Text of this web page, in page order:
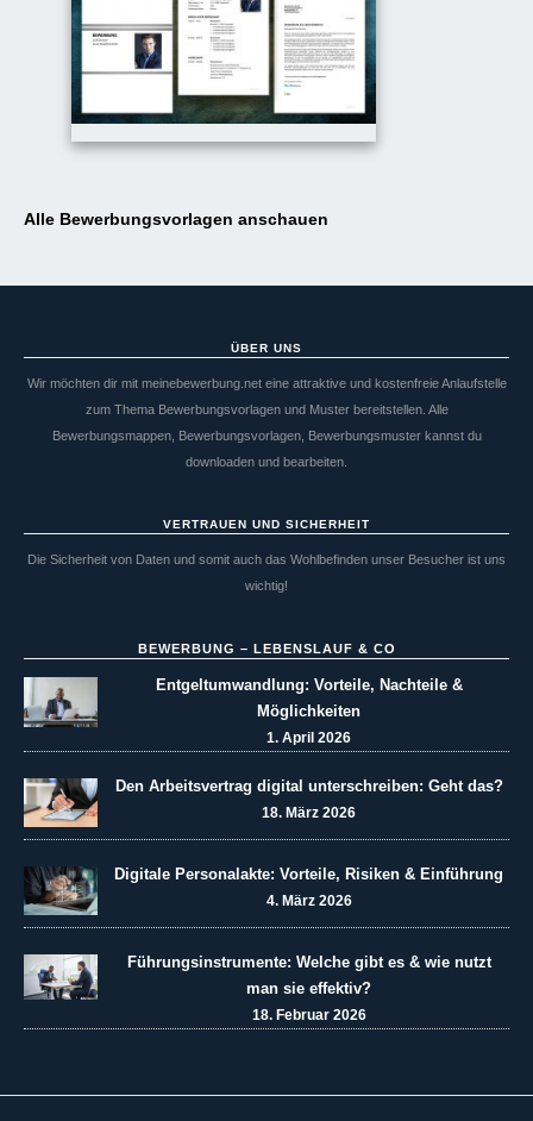
Alle Bewerbungsvorlagen anschauen
ÜBER UNS
Wir möchten dir mit meinebewerbung.net eine attraktive und kostenfreie Anlaufstelle
zum Thema Bewerbungsvorlagen und Muster bereitstellen. Alle
Bewerbungsmappen, Bewerbungsvorlagen, Bewerbungsmuster kannst du
downloaden und bearbeiten.
VERTRAUEN UND SICHERHEIT
Die Sicherheit von Daten und somit auch das Wohlbefinden unser Besucher ist uns
wichtig!
BEWERBUNG – LEBENSLAUF & CO
Entgeltumwandlung: Vorteile, Nachteile &
Möglichkeiten
1. April 2026
Den Arbeitsvertrag digital unterschreiben: Geht das?
18. März 2026
Digitale Personalakte: Vorteile, Risiken & Einführung
4. März 2026
Führungsinstrumente: Welche gibt es & wie nutzt
man sie effektiv?
18. Februar 2026